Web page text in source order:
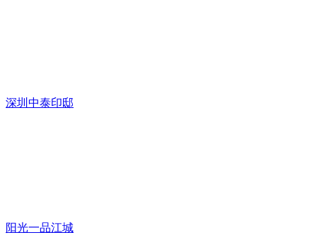
深圳中泰印邸
阳光一品江城